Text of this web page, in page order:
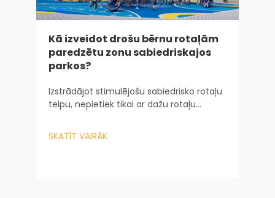
Kā izveidot drošu bērnu rotaļām
paredzētu zonu sabiedriskajos
parkos?
Izstrādājot stimulējošu sabiedrisko rotaļu
telpu, nepietiek tikai ar dažu rotaļu
gan no inženierijas, gan no psiholoģijas
viedokļa. Lielāko mērogu pilsētas...
SKATĪT VAIRĀK